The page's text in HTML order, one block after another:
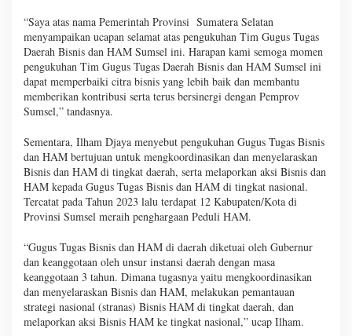
“Saya atas nama Pemerintah Provinsi Sumatera Selatan
menyampaikan ucapan selamat atas pengukuhan Tim Gugus Tugas
Daerah Bisnis dan HAM Sumsel ini. Harapan kami semoga momen
pengukuhan Tim Gugus Tugas Daerah Bisnis dan HAM Sumsel ini
dapat memperbaiki citra bisnis yang lebih baik dan membantu
memberikan kontribusi serta terus bersinergi dengan Pemprov
Sumsel,” tandasnya.
Sementara, Ilham Djaya menyebut pengukuhan Gugus Tugas Bisnis
dan HAM bertujuan untuk mengkoordinasikan dan menyelaraskan
Bisnis dan HAM di tingkat daerah, serta melaporkan aksi Bisnis dan
HAM kepada Gugus Tugas Bisnis dan HAM di tingkat nasional.
Tercatat pada Tahun 2023 lalu terdapat 12 Kabupaten/Kota di
Provinsi Sumsel meraih penghargaan Peduli HAM.
“Gugus Tugas Bisnis dan HAM di daerah diketuai oleh Gubernur
dan keanggotaan oleh unsur instansi daerah dengan masa
keanggotaan 3 tahun. Dimana tugasnya yaitu mengkoordinasikan
dan menyelaraskan Bisnis dan HAM, melakukan pemantauan
strategi nasional (stranas) Bisnis HAM di tingkat daerah, dan
melaporkan aksi Bisnis HAM ke tingkat nasional,” ucap Ilham.